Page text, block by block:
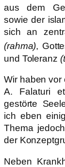
aus dem
sowie der
sich an
(rahma),
und Toleranz
Wir haben vor
A. Falaturi
gestörte
ich eben
Thema
der
Neben